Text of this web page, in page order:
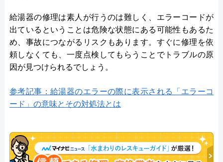
給湯器の修理は素人が行うのは難しく、エラーコードが
出ているということは危険な状態にある可能性もあるた
め、事故につながるリスクもあります。すぐに修理を依
頼しなくても、一度点検してもらうことでトラブルの原
因が見つけられるでしょう。
参考記事：給湯器のエラーの際に表示される「エラーコ
ード」の意味とその対処法とは